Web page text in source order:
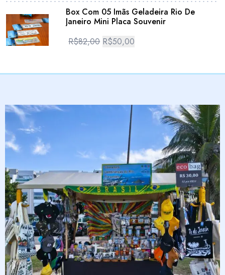
Box Com 05 Imãs Geladeira Rio De
Janeiro Mini Placa Souvenir
R$82,00 R$50,00